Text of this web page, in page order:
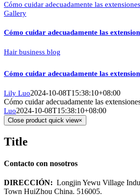
Cómo cuidar adecuadamente las
Gallery
Cómo cuidar adecuadamente las
Hair business blog
Cómo cuidar adecuadamente las
Lily Luo2024-10-08T15:38:10+08:00
Cómo cuidar adecuadamente las
Luo2024-10-08T15:38:10+08:00
Close product quick view×
Title
Contacto con nosotros
DIRECCIÓN: Longjin Yewu Village
Town HuiZhou China. 516005.